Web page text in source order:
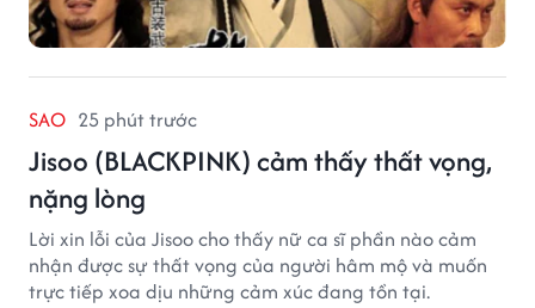
SAO 25 phút trước
Jisoo (BLACKPINK) cảm thấy thất vọng,
nặng lòng
Lời xin lỗi của Jisoo cho thấy nữ ca sĩ phần nào cảm
nhận được sự thất vọng của người hâm mộ và muốn
trực tiếp xoa dịu những cảm xúc đang tồn tại.